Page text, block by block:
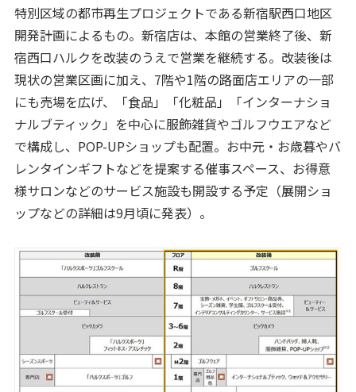
特別区域の都市再生プロジェクトである新宿駅西口地区
開発計画によるもの。新宿店は、本館の営業終了後、新
宿西口ハルクを改装のうえで営業を継続する。改装後は
現状の営業区画に加え、7階や1階の路面店エリアの一部
にも売場を広げ、「食品」「化粧品」「インターナショ
ナルブティック」を中心に服飾雑貨やゴルフウエアなど
で構成し、POP-UPショップも配置。お中元・お歳暮やバ
レンタインギフトなどを提案する催事スペース、お得意
様サロンなどのサービス施設も開設する予定（展開ショ
ップなどの詳細は9月頃に発表）。